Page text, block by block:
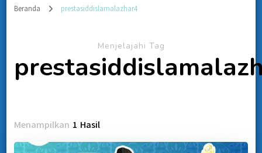
Beranda prestasiddislamalazhar4
Menjelajahi Tag
Menampilkan 1 Hasil